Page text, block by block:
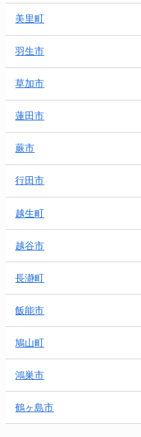
美里町
羽生市
草加市
蓮田市
蕨市
行田市
越生町
越谷市
長瀞町
飯能市
鳩山町
鴻巣市
鶴ヶ島市